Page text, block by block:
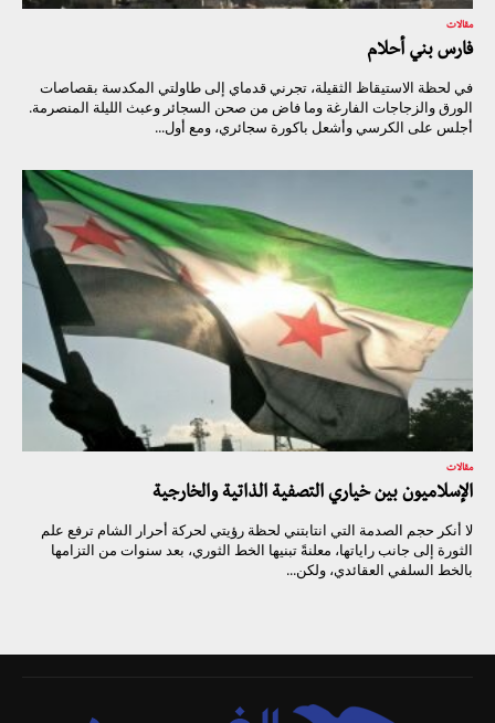
مقالات
فارس بني أحلام
في لحظة الاستيقاظ الثقيلة، تجرني قدماي إلى طاولتي المكدسة بقصاصات
الورق والزجاجات الفارغة وما فاض من صحن السجائر وعبث الليلة المنصرمة.
أجلس على الكرسي وأشعل باكورة سجائري، ومع أول...
مقالات
الإسلاميون بين خياري التصفية الذاتية والخارجية
لا أنكر حجم الصدمة التي انتابتني لحظة رؤيتي لحركة أحرار الشام ترفع علم
الثورة إلى جانب راياتها، معلنةً تبنيها الخط الثوري، بعد سنوات من التزامها
بالخط السلفي العقائدي، ولكن...